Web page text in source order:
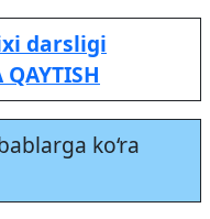
darsligi
ko‘ra